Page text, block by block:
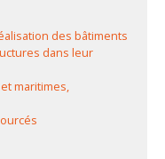
des bâtiments
dans leur
maritimes,